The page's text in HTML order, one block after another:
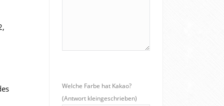
Welche Farbe hat Kakao?
(Antwort kleingeschrieben)